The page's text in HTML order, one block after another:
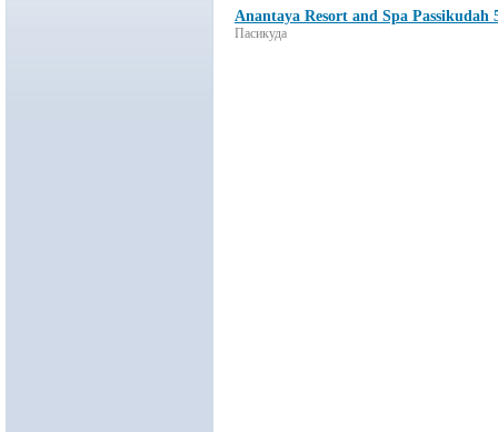
Anantaya Resort and Spa Passikudah
Пасикуда